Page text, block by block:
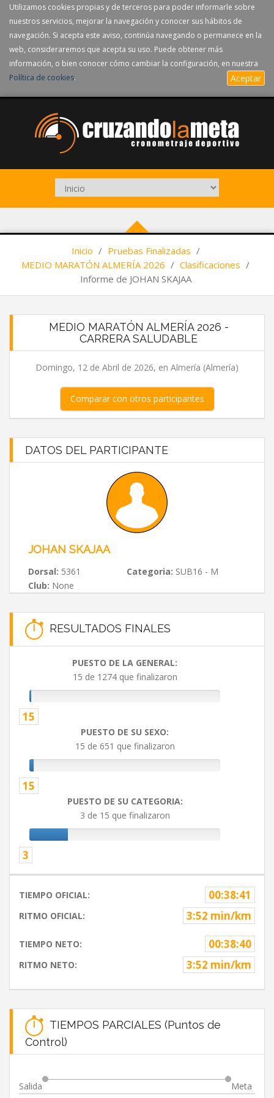
Utilizamos cookies propias y de terceros para poder informarle sobre
nuestros servicios, mejorar la navegación y conocer sus hábitos de
navegación. Si acepta este aviso, continúa navegando o permanece en la
web, consideraremos que acepta su uso. Puede obtener más
información, o bien conocer cómo cambiar la configuración, en nuestra
Política de cookies. Aceptar
Inicio / Pruebas Finalizadas /
MEDIO MARATÓN ALMERÍA 2026 / Clasificaciones /
Informe de JOHAN SKAJAA
MEDIO MARATÓN ALMERÍA 2026 -
CARRERA SALUDABLE
Domingo, 12 de Abril de 2026, en Almería (Almería)
Comparar con otros participantes
DATOS DEL PARTICIPANTE
JOHAN SKAJAA
Dorsal: 5361 Categoria: SUB16 - M
Club: None
RESULTADOS FINALES
PUESTO DE LA GENERAL:
15 de 1274 que finalizaron
15
PUESTO DE SU SEXO:
15 de 651 que finalizaron
15
PUESTO DE SU CATEGORIA:
3 de 15 que finalizaron
3
TIEMPO OFICIAL: 00:38:41
RITMO OFICIAL: 3:52 min/km
TIEMPO NETO: 00:38:40
RITMO NETO: 3:52 min/km
TIEMPOS PARCIALES (Puntos de
Control)
Salida Meta